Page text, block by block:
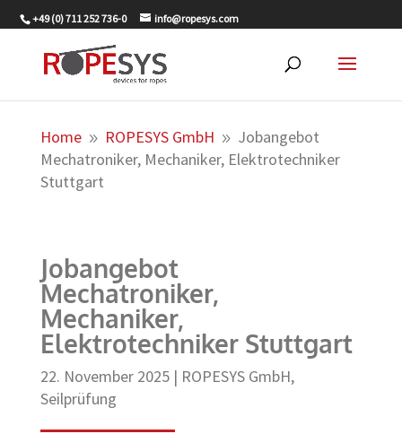
+49 (0) 711 252 736-0 info@ropesys.com
Home 9 ROPESYS GmbH 9 Jobangebot
Mechatroniker, Mechaniker, Elektrotechniker
Stuttgart
Jobangebot
Mechatroniker,
Mechaniker,
Elektrotechniker Stuttgart
22. November 2025| ROPESYS GmbH,
Seilprüfung